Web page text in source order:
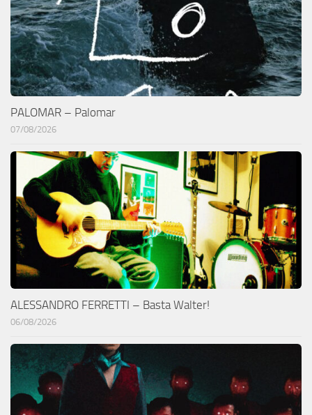
PALOMAR – Palomar
07/08/2026
ALESSANDRO FERRETTI – Basta Walter!
06/08/2026